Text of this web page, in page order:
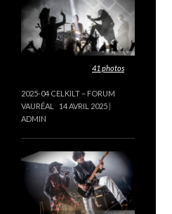
41 photos
2025-04 CELKILT – FORUM
VAURÉAL
14 AVRIL 2025
ADMIN